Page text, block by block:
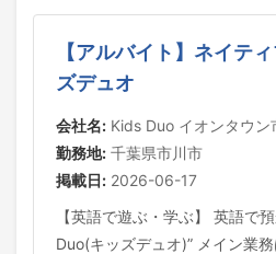
【アルバイト】ネイテ
ズデュオ
会社名: Kids Duo イオンタウン
勤務地: 千葉県市川市
掲載日: 2026-06-17
【英語で遊ぶ・学ぶ】 英語で
Duo(キッズデュオ)” メイン業